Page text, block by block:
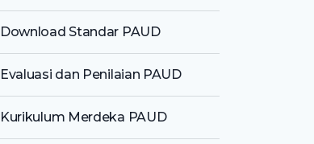
Download Standar PAUD
Evaluasi dan Penilaian PAUD
Kurikulum Merdeka PAUD